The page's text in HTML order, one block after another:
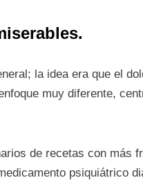
la idea era que el
muy diferente,
de recetas con más
psiquiátrico